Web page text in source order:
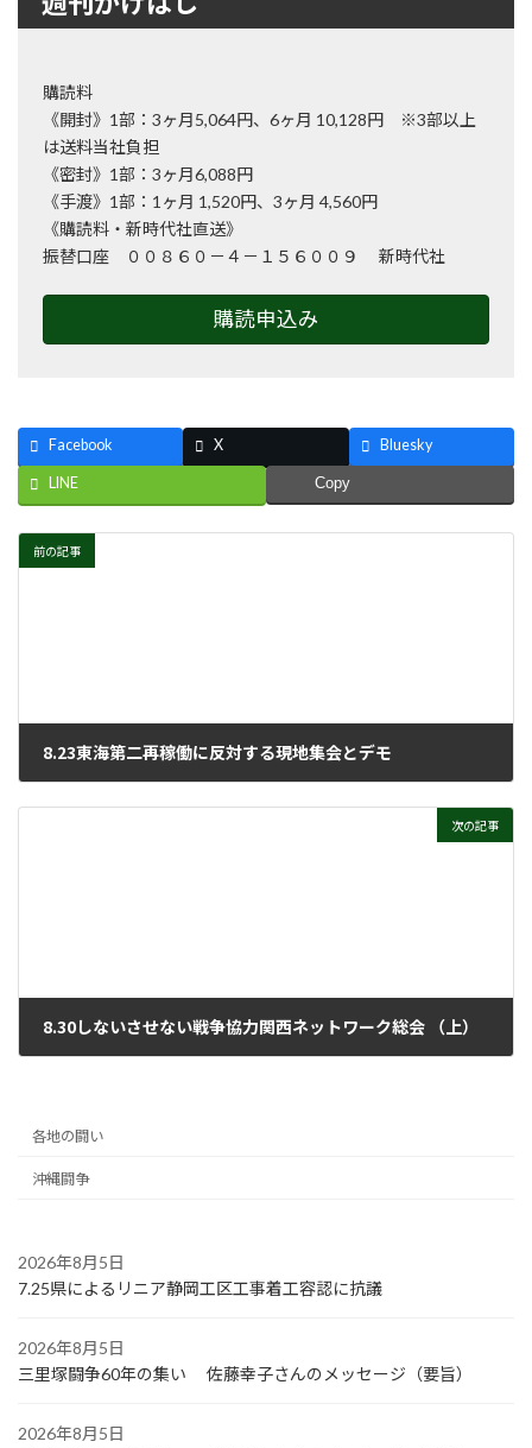
購読料
《開封》1部：3ヶ月5,064円、6ヶ月 10,128円 ※3部以上
は送料当社負担
《密封》1部：3ヶ月6,088円
《手渡》1部：1ヶ月 1,520円、3ヶ月 4,560円
《購読料・新時代社直送》
振替口座 ００８６０－４－１５６００９ 新時代社
購読申込み
Facebook X Bluesky
LINE Copy
前の記事
8.23東海第二再稼働に反対する現地集会とデモ
次の記事
8.30しないさせない戦争協力関西ネットワーク総会 （上）
各地の闘い
沖縄闘争
2026年8月5日
7.25県によるリニア静岡工区工事着工容認に抗議
2026年8月5日
三里塚闘争60年の集い 佐藤幸子さんのメッセージ（要旨）
2026年8月5日